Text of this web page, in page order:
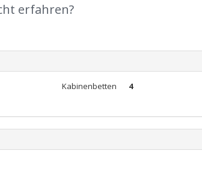
erfahren?
Kabinenbetten
4